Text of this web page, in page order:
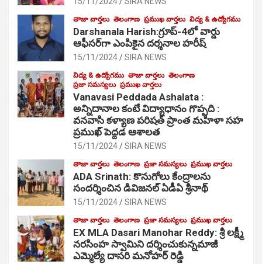
తాజా వార్తలు తెలంగాణ ప్రముఖ వార్తలు విద్య & ఉద్యోగము
Darshanala Harish:గ్రూప్-4లో వార్డు
ఆఫీసర్‌గా ఎంపికైన దర్శనాల హరీష్
15/11/2024 SIRA NEWS
విద్య & ఉద్యోగము తాజా వార్తలు తెలంగాణ
ప్రజా సమస్యలు ప్రముఖ వార్తలు
Vanavasi Peddada Ashalata :
అన్నిదానాల కంటే విద్యాధానం గొప్పది :
వనవాసి కళ్యాణ పరిషత్ ప్రాంత మహిళా సహ
ప్రముఖ్ పెద్దడ ఆశాలత
15/11/2024 SIRA NEWS
తాజా వార్తలు తెలంగాణ ప్రజా సమస్యలు ప్రముఖ వార్తలు
ADA Srinath: కొనుగోలు కేంద్రాల‌ను
సంద‌ర్శించిన డివిజనల్ ఏడీఏ శ్రీనాథ్
15/11/2024 SIRA NEWS
తాజా వార్తలు తెలంగాణ ప్రజా సమస్యలు ప్రముఖ వార్తలు
EX MLA Dasari Manohar Reddy: శ్రీ లక్ష్మీ
నరసింహ స్వామిని దర్శించుకున్నమాజీ
ఎమ్మెల్యే దాసరి మనోహర్ రెడ్డి